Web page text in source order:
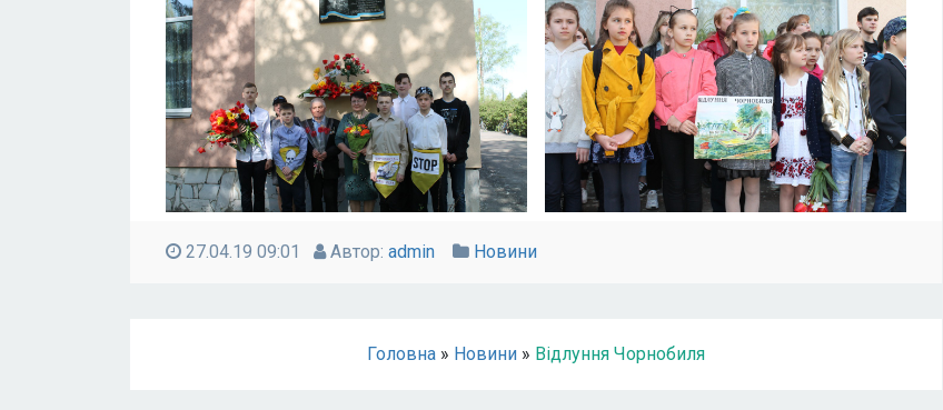
27.04.19 09:01 Автор: admin Новини
Головна » Новини » Відлуння Чорнобиля